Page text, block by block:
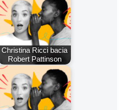
Christina Ricci bacia
Robert Pattinson